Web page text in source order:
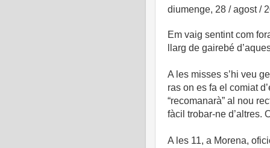
diumenge, 28 / agost /
Em vaig sentint com
llarg de gairebé
A les misses s’hi veu
ras on es fa el comiat
“recomanarà” al nou
fàcil trobar-ne d’altres.
A les 11, a Morena,